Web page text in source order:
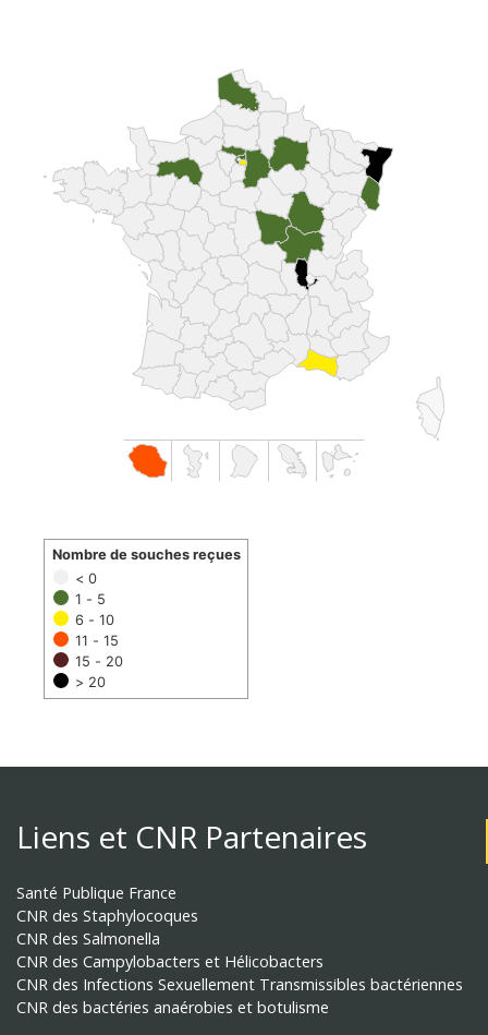
< 0
1 - 5
6 - 10
11 - 15
15 - 20
> 20
Nombre de souches reçues
Liens et CNR Partenaires
Santé Publique France
CNR des Staphylocoques
CNR des Salmonella
CNR des Campylobacters et Hélicobacters
CNR des Infections Sexuellement Transmissibles bactériennes
CNR des bactéries anaérobies et botulisme